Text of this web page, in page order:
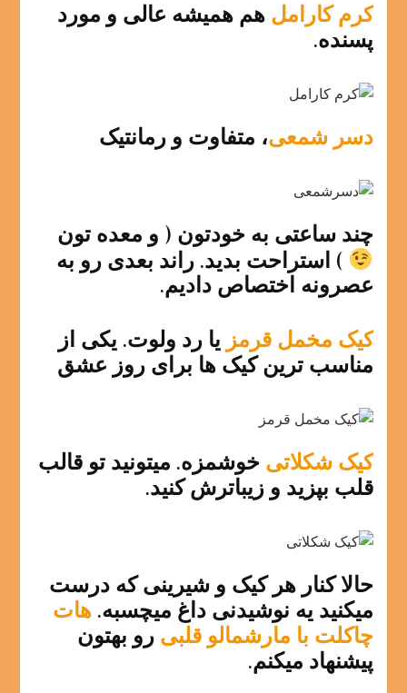
کرم کارامل هم همیشه عالی و مورد
پسنده.
دسر شمعی، متفاوت و رمانتیک
چند ساعتی به خودتون ( و معده تون
) استراحت بدید. راند بعدی رو به
عصرونه اختصاص دادیم.
کیک مخمل قرمز یا رد ولوت. یکی از
مناسب ترین کیک ها برای روز عشق
کیک شکلاتی خوشمزه. میتونید تو قالب
قلب بپزید و زیباترش کنید.
حالا کنار هر کیک و شیرینی که درست
میکنید یه نوشیدنی داغ میچسبه.هات
چاکلت با مارشمالو قلبی رو بهتون
پیشنهاد میکنم.